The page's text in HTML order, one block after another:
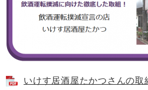
いけす居酒屋たかつさんの